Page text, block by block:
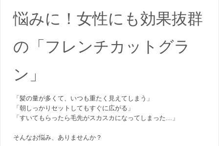
悩みに！女性にも効果抜群
の「フレンチカットグラ
ン」
「髪の量が多くて、いつも重たく見えてしまう」
「朝しっかりセットしてもすぐに広がる」
「すいてもらったら毛先がスカスカになってしまった…」
そんなお悩み、ありませんか？